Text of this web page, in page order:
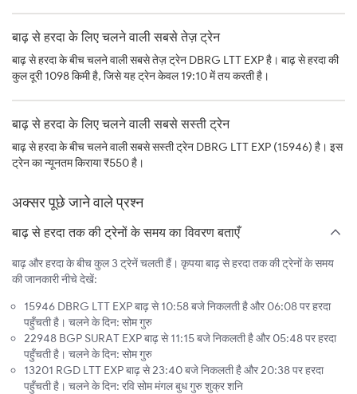
बाढ़ से हरदा के लिए चलने वाली सबसे तेज़ ट्रेन
बाढ़ से हरदा के बीच चलने वाली सबसे तेज़ ट्रेन DBRG LTT EXP है। बाढ़ से हरदा की
कुल दूरी 1098 किमी है, जिसे यह ट्रेन केवल 19:10 में तय करती है।
बाढ़ से हरदा के लिए चलने वाली सबसे सस्ती ट्रेन
बाढ़ से हरदा के बीच चलने वाली सबसे सस्ती ट्रेन DBRG LTT EXP (15946) है। इस
ट्रेन का न्यूनतम किराया ₹550 है।
अक्सर पूछे जाने वाले प्रश्न
बाढ़ से हरदा तक की ट्रेनों के समय का विवरण बताएँ
बाढ़ और हरदा के बीच कुल 3 ट्रेनें चलती हैं। कृपया बाढ़ से हरदा तक की ट्रेनों के समय
की जानकारी नीचे देखें:
15946 DBRG LTT EXP बाढ़ से 10:58 बजे निकलती है और 06:08 पर हरदा
पहुँचती है। चलने के दिन: सोम गुरु
22948 BGP SURAT EXP बाढ़ से 11:15 बजे निकलती है और 05:48 पर हरदा
पहुँचती है। चलने के दिन: सोम गुरु
13201 RGD LTT EXP बाढ़ से 23:40 बजे निकलती है और 20:38 पर हरदा
पहुँचती है। चलने के दिन: रवि सोम मंगल बुध गुरु शुक्र शनि